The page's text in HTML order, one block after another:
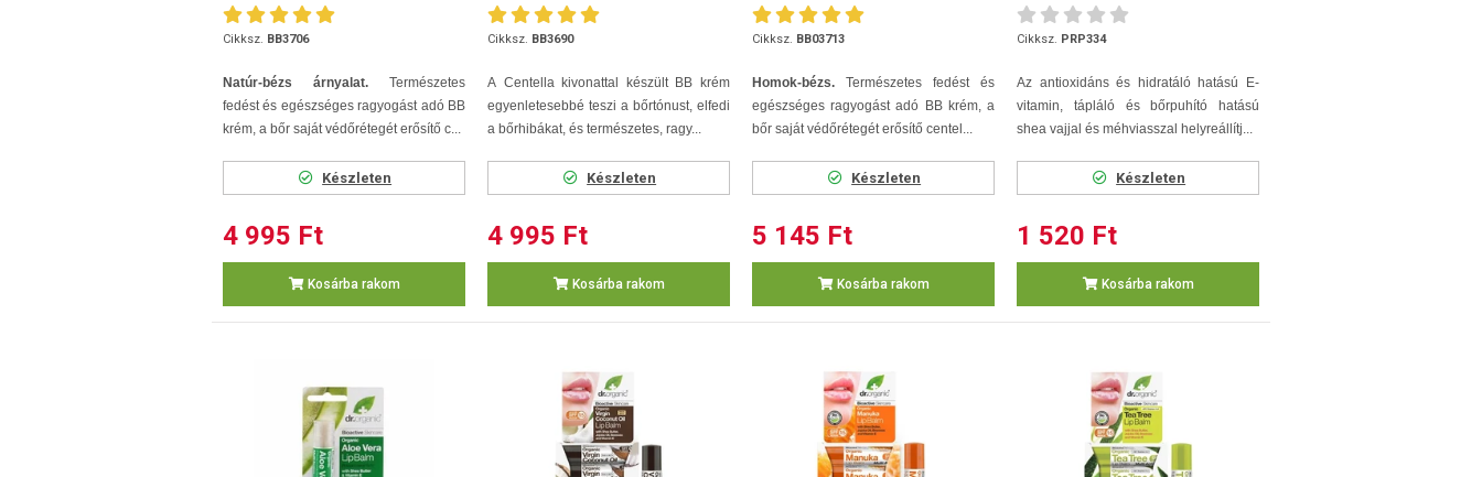
Cikksz. BB3706
Natúr-bézs árnyalat. Természetes
fedést és egészséges ragyogást adó BB
krém, a bőr saját védőrétegét erősítő c...
Készleten
4 995 Ft
Kosárba rakom
Cikksz. BB3690
A Centella kivonattal készült BB krém
egyenletesebbé teszi a bőrtónust, elfedi
a bőrhibákat, és természetes, ragy...
Készleten
4 995 Ft
Kosárba rakom
Sand beige 30ml
Cikksz. BB03713
Homok-bézs. Természetes fedést és
egészséges ragyogást adó BB krém, a
bőr saját védőrétegét erősítő centel...
Készleten
5 145 Ft
Kosárba rakom
Cikksz. PRP334
Az antioxidáns és hidratáló hatású E-
vitamin, tápláló és bőrpuhító hatású
shea vajjal és méhviasszal helyreállítj...
Készleten
1 520 Ft
Kosárba rakom